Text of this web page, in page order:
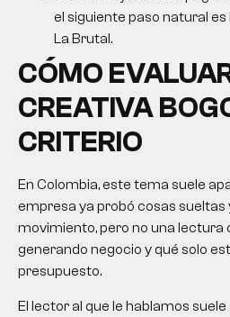
el siguiente paso natural
La Brutal.
CÓMO
CREATIVA
CRITERIO
En Colombia, este tema suele
empresa ya probó cosas sueltas
movimiento, pero no una lectura
generando negocio y qué solo
presupuesto.
El lector al que le hablamos